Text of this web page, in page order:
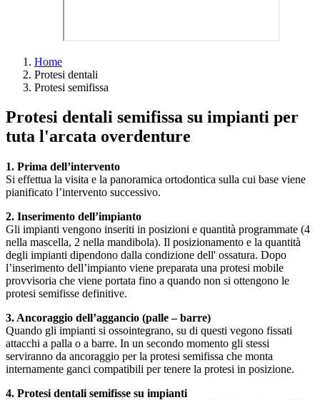
Home
Protesi dentali
Protesi semifissa
Protesi dentali semifissa su impianti per
tuta l'arcata overdenture
1. Prima dell’intervento
Si effettua la visita e la panoramica ortodontica sulla cui base viene
pianificato l’intervento successivo.
2. Inserimento dell’impianto
Gli impianti vengono inseriti in posizioni e quantità programmate (4
nella mascella, 2 nella mandibola). Il posizionamento e la quantità
degli impianti dipendono dalla condizione dell' ossatura. Dopo
l’inserimento dell’impianto viene preparata una protesi mobile
provvisoria che viene portata fino a quando non si ottengono le
protesi semifisse definitive.
3. Ancoraggio dell’aggancio (palle – barre)
Quando gli impianti si ossointegrano, su di questi vegono fissati
attacchi a palla o a barre. In un secondo momento gli stessi
serviranno da ancoraggio per la protesi semifissa che monta
internamente ganci compatibili per tenere la protesi in posizione.
4. Protesi dentali semifisse su impianti